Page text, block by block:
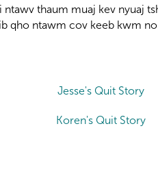
ntawv thaum muaj kev nyuaj
qho ntawm cov keeb kwm
Jesse's Quit Story
Koren's Quit Story